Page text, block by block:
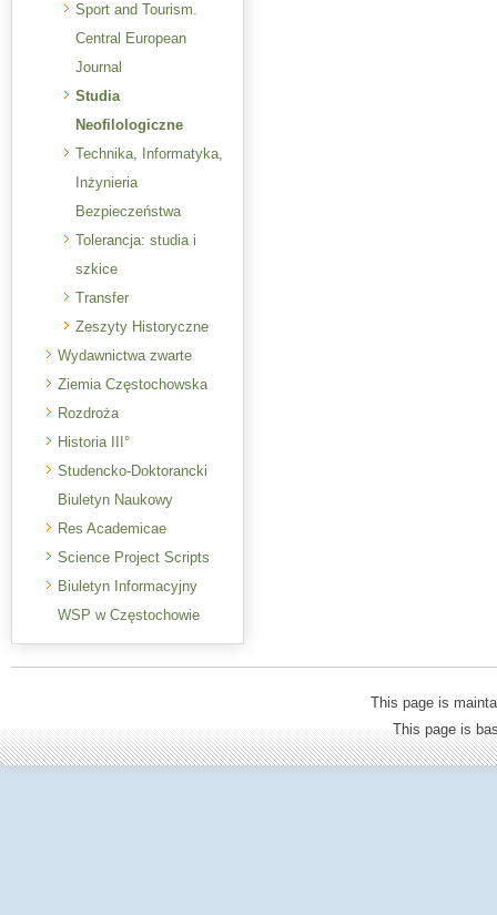
Sport and Tourism.
Central European
Journal
Studia
Neofilologiczne
Technika, Informatyka,
Inżynieria
Bezpieczeństwa
Tolerancja: studia i
szkice
Transfer
Zeszyty Historyczne
Wydawnictwa zwarte
Ziemia Częstochowska
Rozdroża
Historia III°
Studencko-Doktorancki
Biuletyn Naukowy
Res Academicae
Science Project Scripts
Biuletyn Informacyjny
WSP w Częstochowie
This page is
This page is